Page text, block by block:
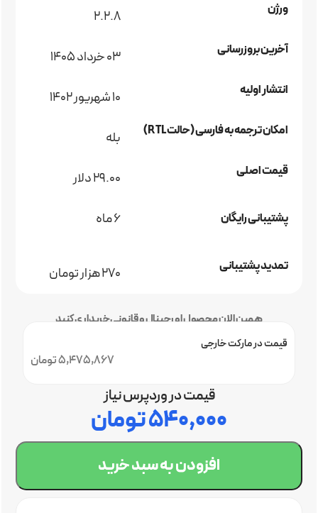
ورژن 2.2.8
آخرین بروزرسانی 03 خرداد 1405
انتشار اولیه 10 شهریور 1402
امکان ترجمه به فارسی (حالت RTL) بله
قیمت اصلی 29.00 دلار
پشتیبانی رایگان 6 ماه
تمدید پشتیبانی 270 هزار تومان
همین الان محصول اورجینال و قانونی خریداری کنید
5,475,867 تومان
قیمت در مارکت خارجی
قیمت در وردپرس نیاز
۵۴۰,۰۰۰تومان
افزودن به سبد خرید